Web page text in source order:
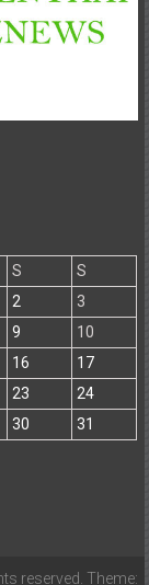
S
S
2
3
9
10
16
17
23
24
30 31
reserved. Theme: